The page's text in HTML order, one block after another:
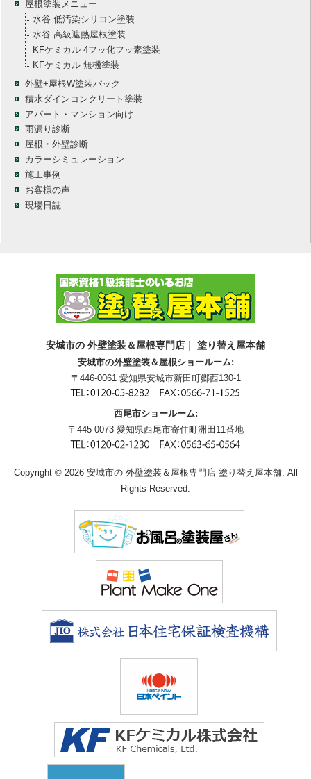
屋根塗装メニュー
水谷 低汚染シリコン塗装
水谷 高級遮熱屋根塗装
KFケミカル 4フッ化フッ素塗装
KFケミカル 無機塗装
外壁+屋根W塗装パック
積水ダインコンクリート塗装
アパート・マンション向け
雨漏り診断
屋根・外壁診断
カラーシミュレーション
施工事例
お客様の声
現場日誌
安城市の 外壁塗装＆屋根専門店｜ 塗り替え屋本舗
安城市の外壁塗装＆屋根ショールーム:
〒446-0061 愛知県安城市新田町郷西130-1
西尾市ショールーム:
〒445-0073 愛知県西尾市寄住町洲田11番地
Copyright © 2026 安城市の 外壁塗装＆屋根専門店 塗り替え屋本舗. All
Rights Reserved.